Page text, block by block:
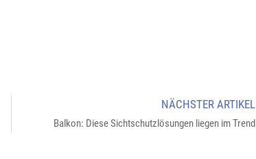
NÄCHSTER ARTIKEL
Balkon: Diese Sichtschutzlösungen liegen im Trend